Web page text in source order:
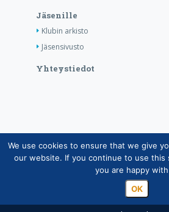
Jäsenille
Klubin arkisto
Jäsensivusto
Yhteystiedot
Copyright © Suomen
Jäsentietojärjestelmän
käsittely
We use cookies to ensure that we give
our website. If you continue to use this
you are happy
OK